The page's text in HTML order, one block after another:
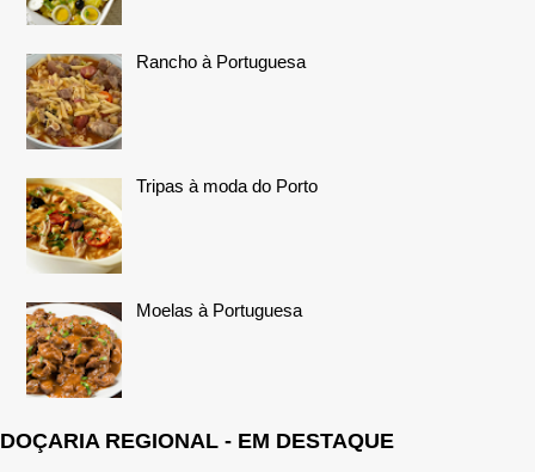
Rancho à Portuguesa
Tripas à moda do Porto
Moelas à Portuguesa
DOÇARIA REGIONAL - EM DESTAQUE